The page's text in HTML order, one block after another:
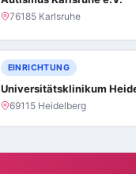
76185 Karlsruhe
EINRICHTUNG
Universitätsklinikum
69115 Heidelberg